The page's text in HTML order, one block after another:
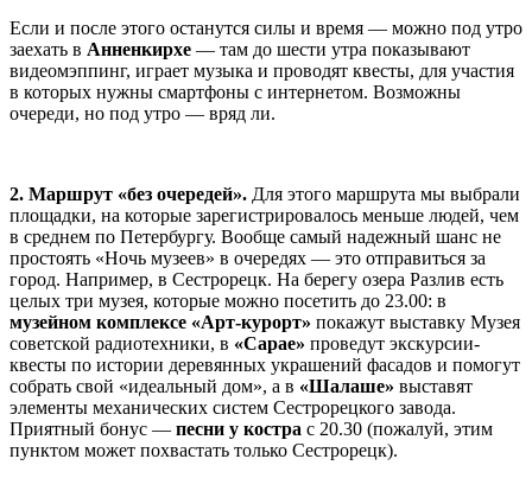
Если и после этого останутся силы и время — можно под утро
заехать в Анненкирхе — там до шести утра показывают
видеомэппинг, играет музыка и проводят квесты, для участия
в которых нужны смартфоны с интернетом. Возможны
очереди, но под утро — вряд ли.
2. Маршрут «без очередей». Для этого маршрута мы выбрали
площадки, на которые зарегистрировалось меньше людей, чем
в среднем по Петербургу. Вообще самый надежный шанс не
простоять «Ночь музеев» в очередях — это отправиться за
город. Например, в Сестрорецк. На берегу озера Разлив есть
целых три музея, которые можно посетить до 23.00: в
музейном комплексе «Арт-курорт» покажут выставку Музея
советской радиотехники, в «Сарае» проведут экскурсии-
квесты по истории деревянных украшений фасадов и помогут
собрать свой «идеальный дом», а в «Шалаше» выставят
элементы механических систем Сестрорецкого завода.
Приятный бонус — песни у костра с 20.30 (пожалуй, этим
пунктом может похвастать только Сестрорецк).